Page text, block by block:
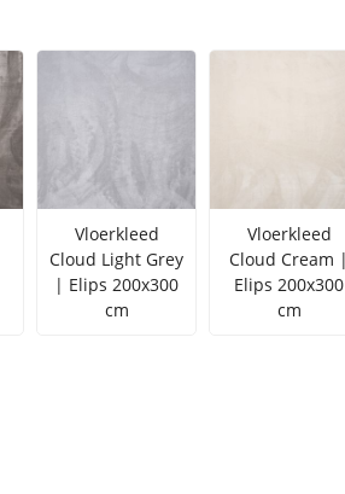
Vloerkleed
Cloud Light Grey
| Elips 200x300
cm
Vloerkleed
Cloud Cream |
Elips 200x300
cm